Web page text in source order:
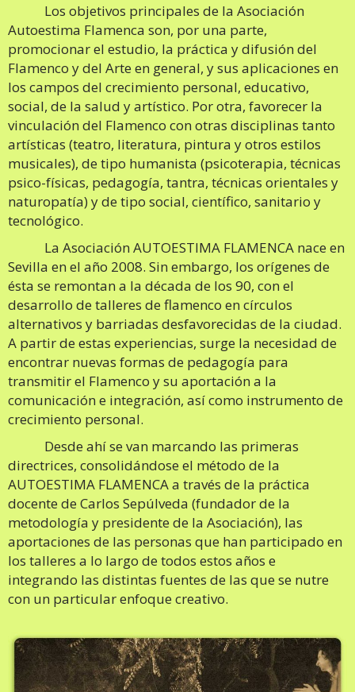
Los objetivos principales de la Asociación
Autoestima Flamenca son, por una parte,
promocionar el estudio, la práctica y difusión del
Flamenco y del Arte en general, y sus aplicaciones en
los campos del crecimiento personal, educativo,
social, de la salud y artístico. Por otra, favorecer la
vinculación del Flamenco con otras disciplinas tanto
artísticas (teatro, literatura, pintura y otros estilos
musicales), de tipo humanista (psicoterapia, técnicas
psico-físicas, pedagogía, tantra, técnicas orientales y
naturopatía) y de tipo social, científico, sanitario y
tecnológico.
La Asociación AUTOESTIMA FLAMENCA nace en
Sevilla en el año 2008. Sin embargo, los orígenes de
ésta se remontan a la década de los 90, con el
desarrollo de talleres de flamenco en círculos
alternativos y barriadas desfavorecidas de la ciudad.
A partir de estas experiencias, surge la necesidad de
encontrar nuevas formas de pedagogía para
transmitir el Flamenco y su aportación a la
comunicación e integración, así como instrumento de
crecimiento personal.
Desde ahí se van marcando las primeras
directrices, consolidándose el método de la
AUTOESTIMA FLAMENCA a través de la práctica
docente de Carlos Sepúlveda (fundador de la
metodología y presidente de la Asociación), las
aportaciones de las personas que han participado en
los talleres a lo largo de todos estos años e
integrando las distintas fuentes de las que se nutre
con un particular enfoque creativo.